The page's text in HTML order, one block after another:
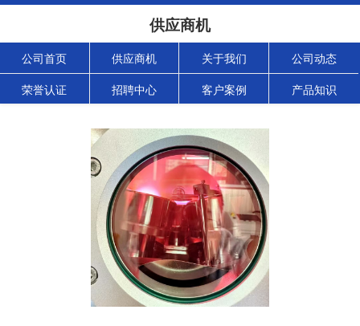
供应商机
公司首页 供应商机 关于我们 公司动态
荣誉认证 招聘中心 客户案例 产品知识